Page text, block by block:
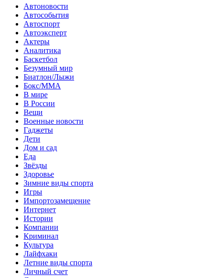
Автоновости
Автособытия
Автоспорт
Автоэксперт
Актеры
Аналитика
Баскетбол
Безумный мир
Биатлон/Лыжи
Бокс/MMA
В мире
В России
Вещи
Военные новости
Гаджеты
Дети
Дом и сад
Еда
Звёзды
Здоровье
Зимние виды спорта
Игры
Импортозамещение
Интернет
Истории
Компании
Криминал
Культура
Лайфхаки
Летние виды спорта
Личный счет